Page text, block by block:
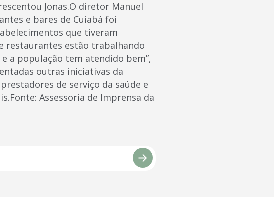
Jonas.O diretor Manuel
e bares de Cuiabá foi
que tiveram
restaurantes estão trabalhando
a população tem atendido bem”,
outras iniciativas da
de serviço da saúde e
Assessoria de Imprensa da